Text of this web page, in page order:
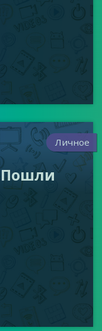
Личное
Пошли